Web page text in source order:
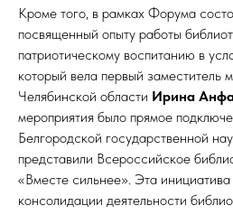
Кроме того, в рамках Форума
посвященный опыту работы
патриотическому воспитанию в
который вела первый заместитель
Челябинской области Ирина
мероприятия было прямое
Белгородской государственной
представили Всероссийское
«Вместе сильнее». Эта
консолидации деятельности